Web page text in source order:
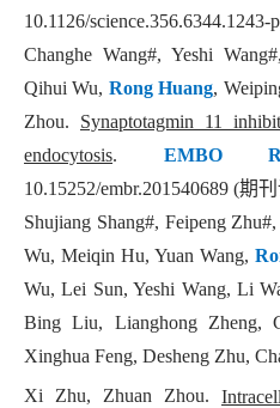
10.1126/science.356.6344.1243-
Changhe Wang#, Yeshi
Qihui Wu, Rong Huang,
Zhou. Synaptotagmin 11
endocytosis. EMBO
10.15252/embr.201540689 (期刊
Shujiang Shang#, Feipeng
Wu, Meiqin Hu, Yuan Wang,
Wu, Lei Sun, Yeshi Wang, Li
Bing Liu, Lianghong Zheng,
Xinghua Feng, Desheng Zhu,
Xi Zhu, Zhuan Zhou.